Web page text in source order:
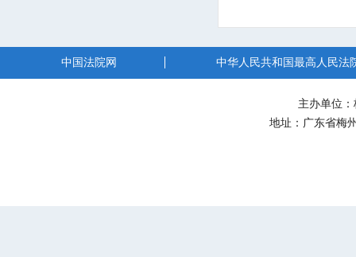
中国法院网 中华人民共和国最高人民法
主办单位
地址：广东省